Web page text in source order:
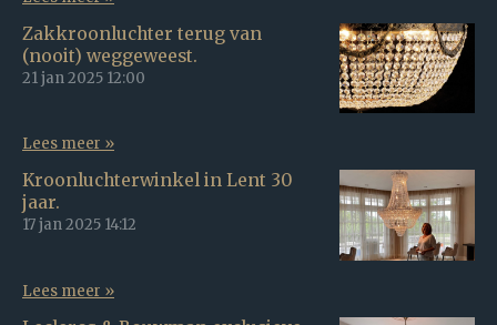
Zakkroonluchter terug van
(nooit) weggeweest.
21 jan 2025 12:00
Lees meer »
Kroonluchterwinkel in Lent 30
jaar.
17 jan 2025 14:12
Lees meer »